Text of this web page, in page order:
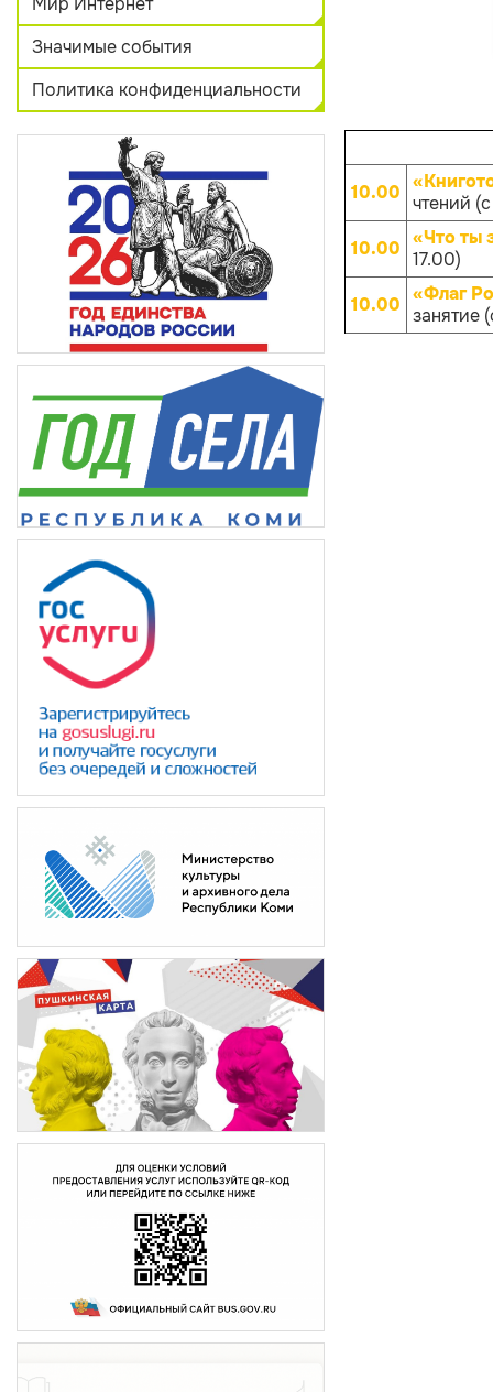
Значимые события
Политика конфиденциальности
10.00 чтений
10.00 «Что ты
17.00)
10.00 «Флаг
занятие